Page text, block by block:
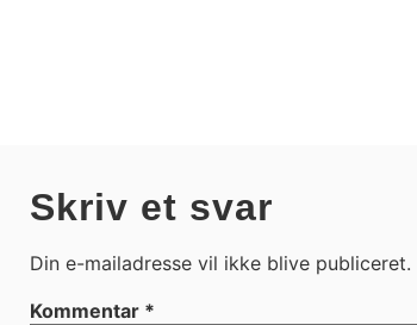
Skriv et svar
Din e-mailadresse vil ikke blive publiceret.
Kommentar *